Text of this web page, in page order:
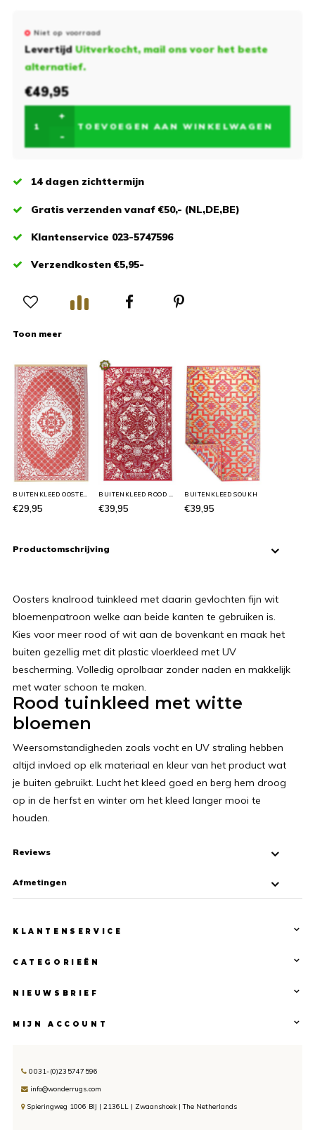
Niet op voorraad
LevertijdUitverkocht, mail ons voor het beste
alternatief.
€49,95
+
-
TOEVOEGEN AAN WINKELWAGEN
14 dagen zichttermijn
Gratis verzenden vanaf €50,- (NL,DE,BE)
Klantenservice 023-5747596
Verzendkosten €5,95-
Toon meer
BUITENKLEED OOSTERS ROOD
€29,95
BUITENKLEED ROOD WIT
€39,95
BUITENKLEED SOUKH
€39,95
Productomschrijving
Oosters knalrood tuinkleed met daarin gevlochten fijn wit
bloemenpatroon welke aan beide kanten te gebruiken is.
Kies voor meer rood of wit aan de bovenkant en maak het
buiten gezellig met dit plastic vloerkleed met UV
bescherming. Volledig oprolbaar zonder naden en makkelijk
met water schoon te maken.
Rood tuinkleed met witte
bloemen
Weersomstandigheden zoals vocht en UV straling hebben
altijd invloed op elk materiaal en kleur van het product wat
je buiten gebruikt. Lucht het kleed goed en berg hem droog
op in de herfst en winter om het kleed langer mooi te
houden.
Reviews
Afmetingen
KLANTENSERVICE
CATEGORIEËN
NIEUWSBRIEF
MIJN ACCOUNT
0031-(0)235747596
info@wonderrugs.com
Spieringweg 1006 BIJ | 2136LL | Zwaanshoek | The Netherlands